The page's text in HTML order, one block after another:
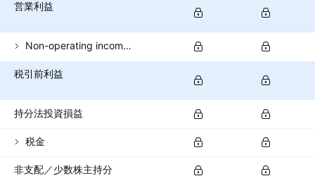
営業利益
Non-operating income (total)
税引前利益
持分法投資損益
税金
非支配／少数株主持分